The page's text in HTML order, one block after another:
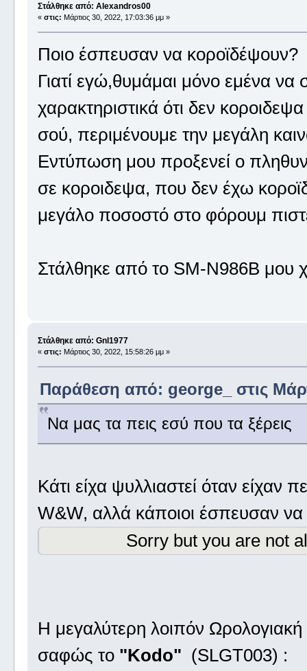
Στάλθηκε από: Alexandros00
« στις: Μάρτιος 30, 2022, 17:03:36 μμ »
Ποιο έσπευσαν να κοροϊδέψουν?
Γιατί εγώ,θυμάμαι μόνο εμένα να
χαρακτηριστικά ότι δεν
σού, περιμένουμε την μεγάλη
Εντύπωση μου προξενεί ο
σε κοροιδεψα, που δεν έχω
μεγάλο ποσοστό στο φόρουμ
Στάλθηκε από το SM-N986B μου
Στάλθηκε από: Gnl1977
« στις: Μάρτιος 30, 2022, 15:58:26 μμ »
Παράθεση από: george_ στις
Να μας τα πεις εσύ που τα ξέρεις
Κάτι είχα ψυλλιαστεί όταν είχαν
W&W, αλλά κάποιοι έσπευσαν
Sorry but you are not
Η μεγαλύτερη λοιπόν Ωρολογιακή
σαφώς το "Kodo" (SLGT003) :